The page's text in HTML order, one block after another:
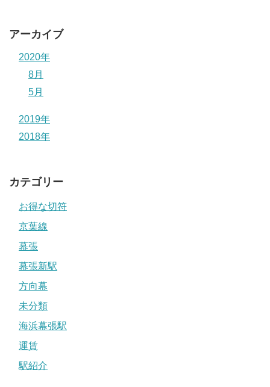
アーカイブ
2020年
8月
5月
2019年
2018年
カテゴリー
お得な切符
京葉線
幕張
幕張新駅
方向幕
未分類
海浜幕張駅
運賃
駅紹介